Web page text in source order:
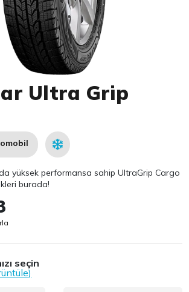
Ultra Grip
yüksek performansa sahip UltraGrip Cargo
burada!
seçin